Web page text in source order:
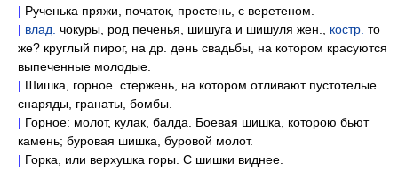
| Рученька пряжи, початок, простень, с веретеном.
| влад. чокуры, род печенья, шишуга и шишуля жен., костр. то
же? круглый пирог, на др. день свадьбы, на котором красуются
выпеченные молодые.
| Шишка, горное. стержень, на котором отливают пустотелые
снаряды, гранаты, бомбы.
| Горное: молот, кулак, балда. Боевая шишка, которою бьют
камень; буровая шишка, буровой молот.
| Горка, или верхушка горы. С шишки виднее.